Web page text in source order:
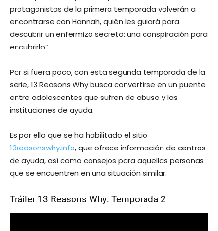
protagonistas de la primera temporada volverán a
encontrarse con Hannah, quién les guiará para
descubrir un enfermizo secreto: una conspiración para
encubrirlo”.
Por si fuera poco, con esta segunda temporada de la
serie, 13 Reasons Why busca convertirse en un puente
entre adolescentes que sufren de abuso y las
instituciones de ayuda.
Es por ello que se ha habilitado el sitio
13reasonswhy.info, que ofrece información de centros
de ayuda, así como consejos para aquellas personas
que se encuentren en una situación similar.
Tráiler 13 Reasons Why: Temporada 2